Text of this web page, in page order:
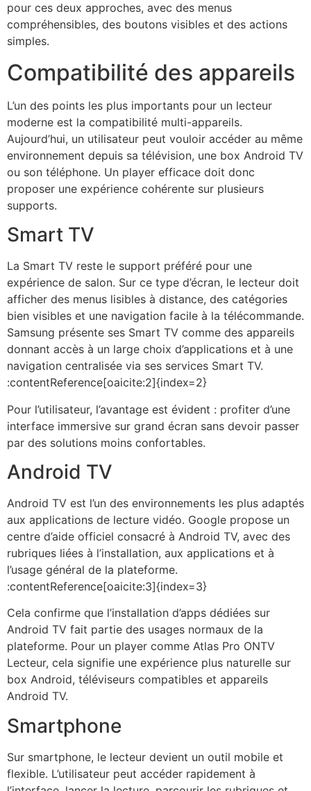
pour ces deux approches, avec des menus
compréhensibles, des boutons visibles et des actions
simples.
Compatibilité des appareils
L’un des points les plus importants pour un lecteur
moderne est la compatibilité multi-appareils.
Aujourd’hui, un utilisateur peut vouloir accéder au même
environnement depuis sa télévision, une box Android TV
ou son téléphone. Un player efficace doit donc
proposer une expérience cohérente sur plusieurs
supports.
Smart TV
La Smart TV reste le support préféré pour une
expérience de salon. Sur ce type d’écran, le lecteur doit
afficher des menus lisibles à distance, des catégories
bien visibles et une navigation facile à la télécommande.
Samsung présente ses Smart TV comme des appareils
donnant accès à un large choix d’applications et à une
navigation centralisée via ses services Smart TV.
:contentReference[oaicite:2]{index=2}
Pour l’utilisateur, l’avantage est évident : profiter d’une
interface immersive sur grand écran sans devoir passer
par des solutions moins confortables.
Android TV
Android TV est l’un des environnements les plus adaptés
aux applications de lecture vidéo. Google propose un
centre d’aide officiel consacré à Android TV, avec des
rubriques liées à l’installation, aux applications et à
l’usage général de la plateforme.
:contentReference[oaicite:3]{index=3}
Cela confirme que l’installation d’apps dédiées sur
Android TV fait partie des usages normaux de la
plateforme. Pour un player comme Atlas Pro ONTV
Lecteur, cela signifie une expérience plus naturelle sur
box Android, téléviseurs compatibles et appareils
Android TV.
Smartphone
Sur smartphone, le lecteur devient un outil mobile et
flexible. L’utilisateur peut accéder rapidement à